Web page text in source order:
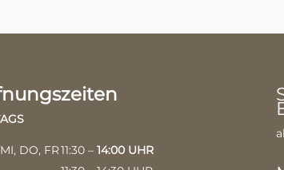
DO, FR11:30 – 14:00 UHR